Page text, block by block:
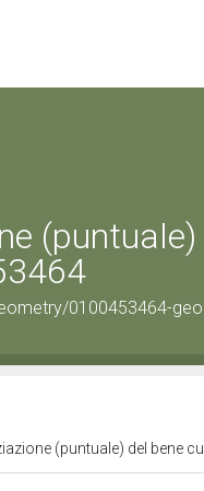
0100453464-
(puntuale) del bene